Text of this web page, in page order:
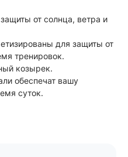
от солнца, ветра и
для защиты от
тренировок.
козырек.
обеспечат вашу
суток.